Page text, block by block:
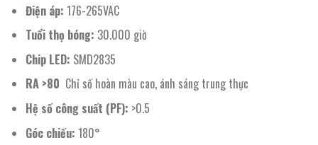
Điện áp: 176-265VAC
Tuổi thọ bóng: 30.000 giờ
Chip LED: SMD2835
RA >80 Chỉ số hoàn màu cao, ánh sáng trung thực
Hệ số công suất (PF): >0.5
Góc chiếu: 180°